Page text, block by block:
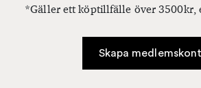
*Gäller ett köptillfälle över 3500kr,
Skapa